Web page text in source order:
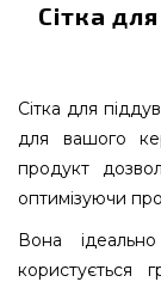
Сітка
Сітка для
для вашого
продукт
оптимізуючи
Вона
користується